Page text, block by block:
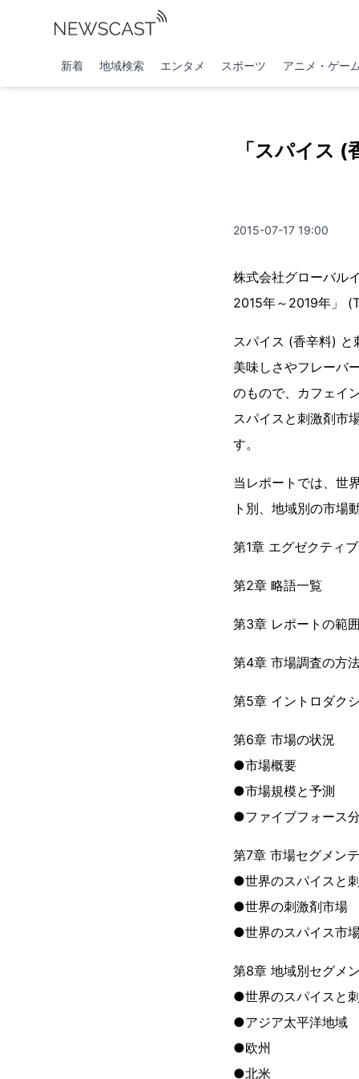
新着 地域検索 エンタメ スポーツ アニメ・ゲー
「スパイス
2015-07-17 19:00
株式会社グローバル
2015年～2019年」
スパイス (香辛料) と
美味しさやフレーバ
のもので、カフェイ
スパイスと刺激剤市
す。
当レポートでは、世
ト別、地域別の市場
第1章 エグゼクティ
第2章 略語一覧
第3章 レポートの範
第4章 市場調査の方
第5章 イントロダク
第6章 市場の状況
●市場概要
●市場規模と予測
●ファイブフォース
第7章 市場セグメン
●世界のスパイスと
●世界の刺激剤市場
●世界のスパイス市
第8章 地域別セグメ
●世界のスパイスと
●アジア太平洋地域
●欧州
●北米